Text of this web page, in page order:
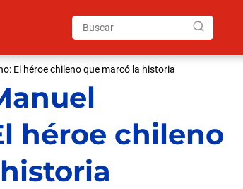
El héroe chileno que marcó la historia
héroe chileno